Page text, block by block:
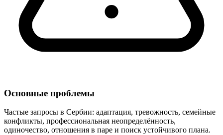
Основные проблемы
Частые запросы в Сербии: адаптация, тревожность, семейные
конфликты, профессиональная неопределённость,
одиночество, отношения в паре и поиск устойчивого плана.